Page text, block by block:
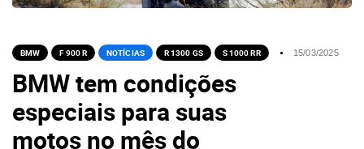
BMW F 900 R NOTÍCIAS R 1300 GS S 1000 RR 15/03/2025
BMW tem condições
especiais para suas
motos no mês do